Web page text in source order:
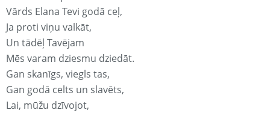
Vārds Elana Tevi godā ceļ,
Ja proti viņu valkāt,
Un tādēļ Tavējam
Mēs varam dziesmu dziedāt.
Gan skanīgs, viegls tas,
Gan godā celts un slavēts,
Lai, mūžu dzīvojot,